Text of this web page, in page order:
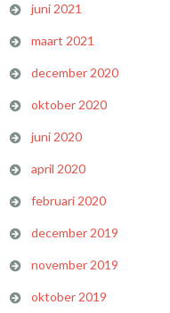
juni 2021
maart 2021
december 2020
oktober 2020
juni 2020
april 2020
februari 2020
december 2019
november 2019
oktober 2019